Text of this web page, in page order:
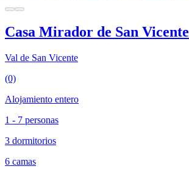
Casa Mirador de San Vicente
Val de San Vicente
(0)
Alojamiento entero
1 - 7 personas
3 dormitorios
6 camas